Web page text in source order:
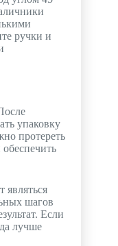
ручки и
упаковку
протереть
шагов
Если
лучше